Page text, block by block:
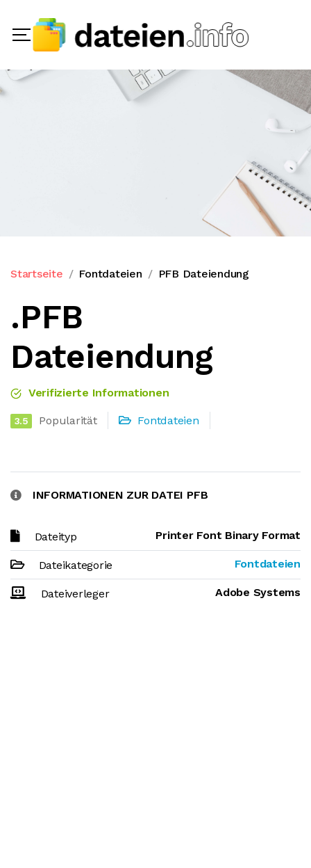
Startseite Fontdateien PFB Dateiendung
.PFB
Dateiendung
Verifizierte Informationen
3.5 Popularität Fontdateien
INFORMATIONEN ZUR DATEI PFB
Dateityp Printer Font Binary Format
Dateikategorie Fontdateien
Dateiverleger Adobe Systems